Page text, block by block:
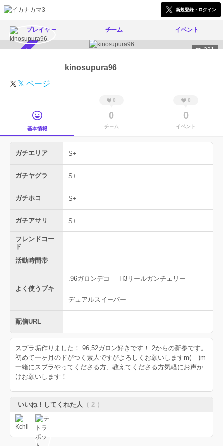
新規登録・ログイン
プレイヤー チーム イベント
331
kinosupura96
𝕏 ページ
基本情報
0
0
チーム
0
0
イベント
ガチエリア S+
ガチヤグラ S+
ガチホコ S+
ガチアサリ S+
フレンドコー
ド
活動時間帯
よく使うブキ
.96ガロンデコ H3リールガンチェリー
デュアルスイーパー
配信URL
スプラ垢作りました！ 96,52ガロン好きです！ 2からの新参です。
初めて一ヶ月のドがつく素人ですがよろしくお願いしますm(__)m
一緒にスプラやってくださる方、教えてくださる方気軽にお声か
けお願いします！
いいね！してくれた人 （ 2 ）